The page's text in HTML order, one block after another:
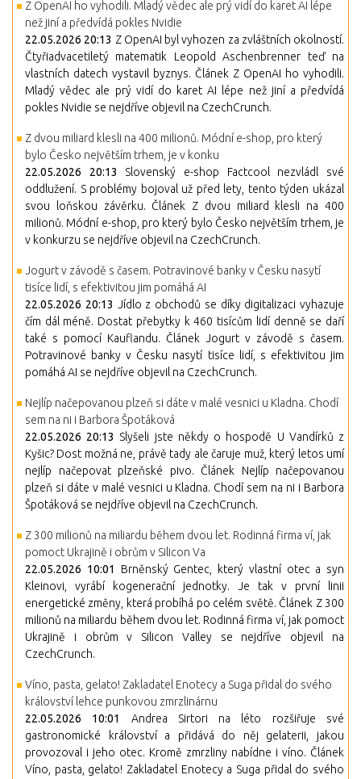
Z OpenAI ho vyhodili. Mladý vědec ale prý vidí do karet AI lépe
než jiní a předvídá pokles Nvidie
22.05.2026 20:13 Z OpenAI byl vyhozen za zvláštních okolností.
Čtyřiadvacetiletý matematik Leopold Aschenbrenner teď na
vlastních datech vystavil byznys. Článek Z OpenAI ho vyhodili.
Mladý vědec ale prý vidí do karet AI lépe než jiní a předvídá
pokles Nvidie se nejdříve objevil na CzechCrunch.
Z dvou miliard klesli na 400 milionů. Módní e-shop, pro který
bylo Česko největším trhem, je v konku
22.05.2026 20:13
Slovenský e-shop Factcool nezvládl své
oddlužení. S problémy bojoval už před lety, tento týden ukázal
svou loňskou závěrku. Článek Z dvou miliard klesli na 400
milionů. Módní e-shop, pro který bylo Česko největším trhem, je
v konkurzu se nejdříve objevil na CzechCrunch.
Jogurt v závodě s časem. Potravinové banky v Česku nasytí
tisíce lidí, s efektivitou jim pomáhá AI
22.05.2026 20:13 Jídlo z obchodů se díky digitalizaci vyhazuje
čím dál méně. Dostat přebytky k 460 tisícům lidí denně se daří
také s pomocí Kauflandu. Článek Jogurt v závodě s časem.
Potravinové banky v Česku nasytí tisíce lidí, s efektivitou jim
pomáhá AI se nejdříve objevil na CzechCrunch.
Nejlíp načepovanou plzeň si dáte v malé vesnici u Kladna. Chodí
sem na ni i Barbora Špotáková
22.05.2026 20:13 Slyšeli jste někdy o hospodě U Vandírků z
Kyšic? Dost možná ne, právě tady ale čaruje muž, který letos umí
nejlíp načepovat plzeňské pivo. Článek Nejlíp načepovanou
plzeň si dáte v malé vesnici u Kladna. Chodí sem na ni i Barbora
Špotáková se nejdříve objevil na CzechCrunch.
Z 300 milionů na miliardu během dvou let. Rodinná firma ví, jak
pomoct Ukrajině i obrům v Silicon Va
22.05.2026 10:01
Brněnský Gentec, který vlastní otec a syn
Kleinovi, vyrábí kogenerační jednotky. Je tak v první linii
energetické změny, která probíhá po celém světě. Článek Z 300
milionů na miliardu během dvou let. Rodinná firma ví, jak pomoct
Ukrajině i obrům v Silicon Valley se nejdříve objevil na
CzechCrunch.
Víno, pasta, gelato! Zakladatel Enotecy a Suga přidal do svého
království lehce punkovou zmrzlinárnu
22.05.2026 10:01
Andrea Sirtori na léto rozšiřuje své
gastronomické království a přidává do něj gelaterii, jakou
provozoval i jeho otec. Kromě zmrzliny nabídne i víno. Článek
Víno, pasta, gelato! Zakladatel Enotecy a Suga přidal do svého